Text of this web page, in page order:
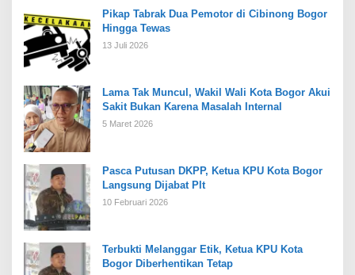
Pikap Tabrak Dua Pemotor di Cibinong Bogor
Hingga Tewas
13 Juli 2026
Lama Tak Muncul, Wakil Wali Kota Bogor Akui
Sakit Bukan Karena Masalah Internal
5 Maret 2026
Pasca Putusan DKPP, Ketua KPU Kota Bogor
Langsung Dijabat Plt
10 Februari 2026
Terbukti Melanggar Etik, Ketua KPU Kota
Bogor Diberhentikan Tetap